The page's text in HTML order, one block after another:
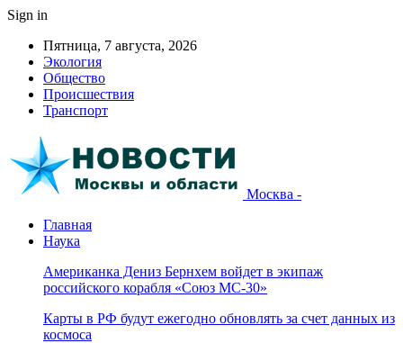
Sign in
Пятница, 7 августа, 2026
Экология
Общество
Происшествия
Транспорт
Москва -
Главная
Наука
Американка Дениз Бернхем войдет в экипаж
российского корабля «Союз МС-30»
Карты в РФ будут ежегодно обновлять за счет данных из
космоса